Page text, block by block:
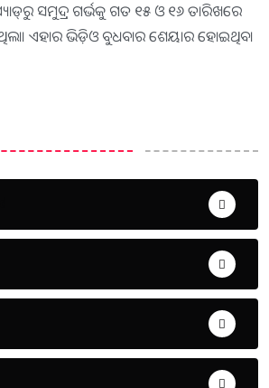
ସମୁଦ୍ର ଗର୍ଭକୁ ଗତ ୧୫ ଓ ୧୬ ତାରିଖରେ
ଏହାର ଭିଡ଼ିଓ ବୁଧବାର ଶେୟାର ହୋଇଥିବା